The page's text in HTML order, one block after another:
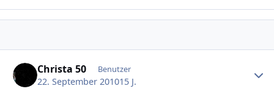
Christa 50 Benutzer
22. September 201015 J.